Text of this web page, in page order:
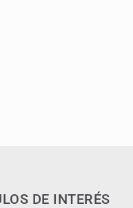
DE INTERÉS